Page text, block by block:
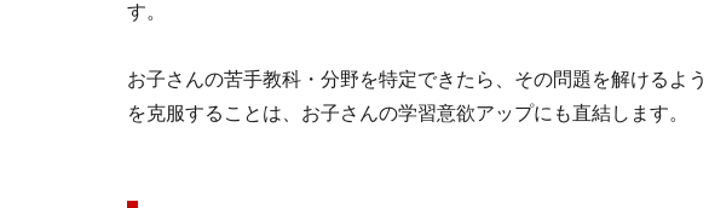
す。
お子さんの苦手教科・分野を特定できたら、その問題を解けるよ
を克服することは、お子さんの学習意欲アップにも直結します。